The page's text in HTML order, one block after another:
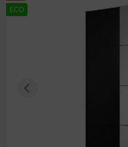
ECO